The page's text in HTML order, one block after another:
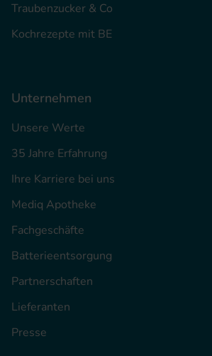
Traubenzucker & Co
Kochrezepte mit BE
Unternehmen
Unsere Werte
35 Jahre Erfahrung
Ihre Karriere bei uns
Mediq Apotheke
Fachgeschäfte
Batterieentsorgung
Partnerschaften
Lieferanten
Presse